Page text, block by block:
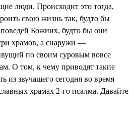
люди. Происходит это тогда,
свою жизнь так, будто бы
Божиих, будто бы они
храмов, а снаружи —
по своим суровым вовсе
О том, к чему приводят такие
из звучащего сегодня во время
храмах 2-го псалма. Давайте